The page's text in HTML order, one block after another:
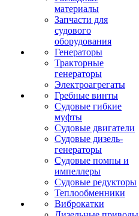
материалы
Запчасти для
судового
оборудования
Генераторы
Тракторные
генераторы
Электроагрегаты
Гребные винты
Судовые гибкие
муфты
Судовые двигатели
Судовые дизель-
генераторы
Судовые помпы и
импеллеры
Судовые редукторы
Теплообменники
Виброкатки